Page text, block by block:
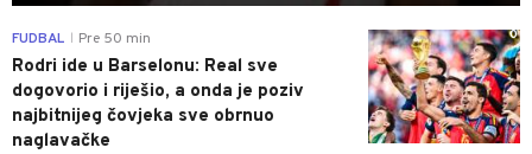
0
FUDBAL Pre 50 min
Rodri ide u Barselonu: Real sve
dogovorio i riješio, a onda je poziv
najbitnijeg čovjeka sve obrnuo
naglavačke